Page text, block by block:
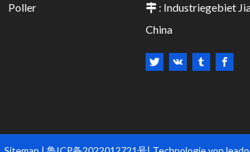
Poller
 : Industriegebiet
China